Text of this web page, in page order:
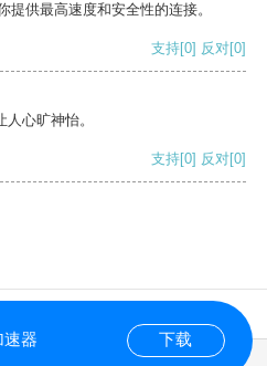
供最高速度和安全性的连接。
支持[0] 反对[0]
心旷神怡。
支持[0] 反对[0]
速器 下载